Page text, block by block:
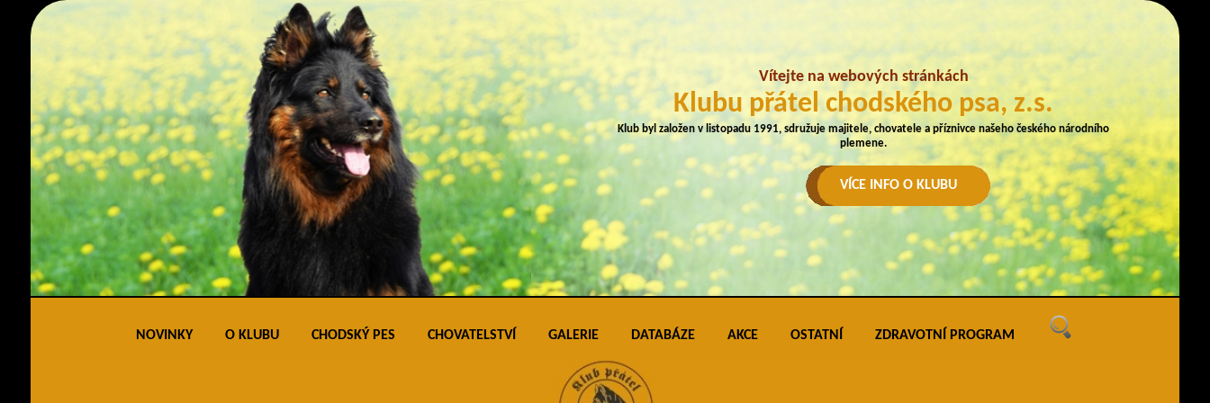
Vítejte na webových stránkách
Klubu přátel chodského psa, z.s.
Klub byl založen v listopadu 1991, sdružuje majitele, chovatele a příznivce našeho českého národního
plemene.
VÍCE INFO O KLUBU
NOVINKY O KLUBU CHODSKÝ PES CHOVATELSTVÍ
Přehled vrhů
GALERIE
Podmínky pro vkládání do galerie úspěšných
DATABÁZE AKCE OSTATNÍ ZDRAVOTNÍ PROGRAM